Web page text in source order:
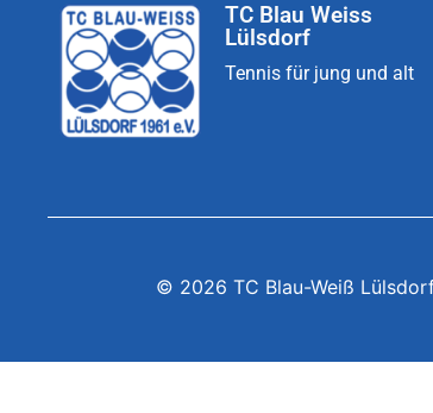
TC Blau Weiss
Lülsdorf
Tennis für jung und alt
© 2026 TC Blau-Weiß